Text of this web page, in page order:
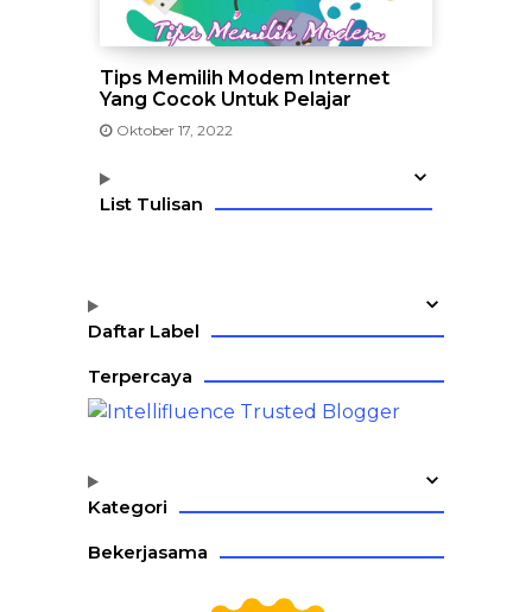
Tips Memilih Modem Internet
Yang Cocok Untuk Pelajar
Oktober 17, 2022
List Tulisan
Daftar Label
Terpercaya
Kategori
Bekerjasama